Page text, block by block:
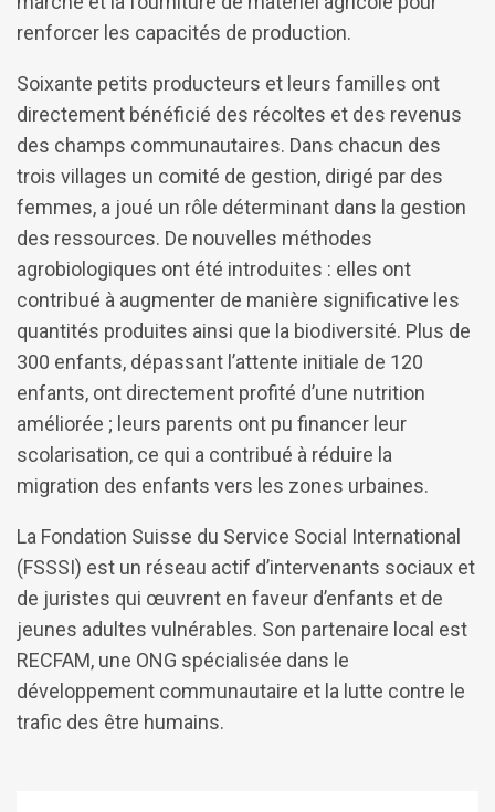
renforcer les capacités de production.
Soixante petits producteurs et leurs familles ont
directement bénéficié des récoltes et des revenus
des champs communautaires. Dans chacun des
trois villages un comité de gestion, dirigé par des
femmes, a joué un rôle déterminant dans la gestion
des ressources. De nouvelles méthodes
agrobiologiques ont été introduites : elles ont
contribué à augmenter de manière significative les
quantités produites ainsi que la biodiversité. Plus de
300 enfants, dépassant l’attente initiale de 120
enfants, ont directement profité d’une nutrition
améliorée ; leurs parents ont pu financer leur
scolarisation, ce qui a contribué à réduire la
migration des enfants vers les zones urbaines.
La Fondation Suisse du Service Social International
(FSSSI) est un réseau actif d’intervenants sociaux et
de juristes qui œuvrent en faveur d’enfants et de
jeunes adultes vulnérables. Son partenaire local est
RECFAM, une ONG spécialisée dans le
développement communautaire et la lutte contre le
trafic des être humains.